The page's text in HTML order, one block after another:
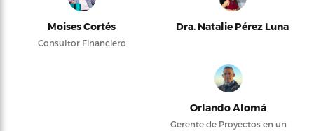
Moises Cortés
Consultor Financiero
Dra. Natalie Pérez Luna
Orlando Alomá
Gerente de Proyectos en un